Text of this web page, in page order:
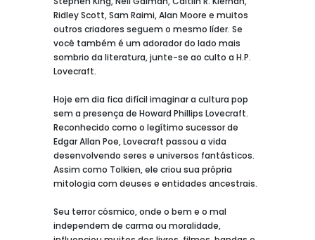
Ridley Scott, Sam Raimi, Alan Moore e muitos
outros criadores seguem o mesmo líder. Se
você também é um adorador do lado mais
sombrio da literatura, junte-se ao culto a H.P.
Lovecraft.
Hoje em dia fica difícil imaginar a cultura pop
sem a presença de Howard Phillips Lovecraft.
Reconhecido como o legítimo sucessor de
Edgar Allan Poe, Lovecraft passou a vida
desenvolvendo seres e universos fantásticos.
Assim como Tolkien, ele criou sua própria
mitologia com deuses e entidades ancestrais.
Seu terror cósmico, onde o bem e o mal
independem de carma ou moralidade,